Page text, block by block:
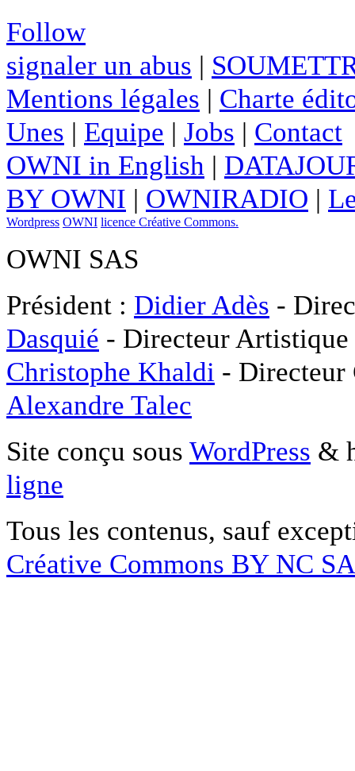
Follow
signaler un abus |
Mentions légales | Charte
Unes | Equipe | Jobs | Contact
OWNI in English |
BY OWNI | OWNIRADIO |
Wordpress OWNI licence Créative Commons.
OWNI SAS
Président : Didier Adès -
Dasquié - Directeur
Christophe Khaldi -
Alexandre Talec
Site conçu sous WordPress &
ligne
Tous les contenus, sauf
Créative Commons BY NC SA